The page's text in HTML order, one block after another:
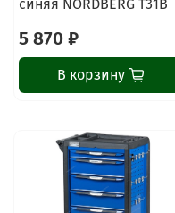
синяя NORDBERG T31B
5 870 ₽
В корзину